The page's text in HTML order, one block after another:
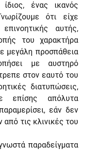
ένας ικανός
ότι είχε
αυτής,
του χαρακτήρα
μεγάλη προσπάθεια
με αυστηρό
στον εαυτό του
διατυπώσεις,
επίσης απόλυτα
εάν δεν
τις κλινικές του
παραδείγματα